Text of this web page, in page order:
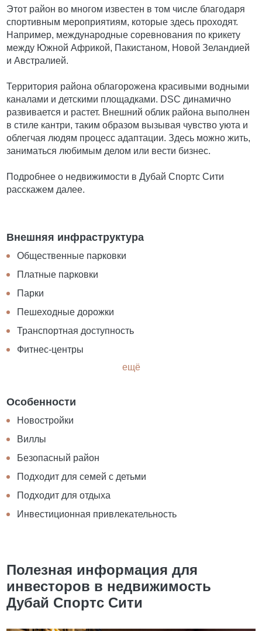
Этот район во многом известен в том числе благодаря
спортивным мероприятиям, которые здесь проходят.
Например, международные соревнования по крикету
между Южной Африкой, Пакистаном, Новой Зеландией
и Австралией.
Территория района облагорожена красивыми водными
каналами и детскими площадками. DSC динамично
развивается и растет. Внешний облик района выполнен
в стиле кантри, таким образом вызывая чувство уюта и
облегчая людям процесс адаптации. Здесь можно жить,
заниматься любимым делом или вести бизнес.
Подробнее о недвижимости в Дубай Спортс Сити
расскажем далее.
Внешняя инфраструктура
Общественные парковки
Платные парковки
Парки
Пешеходные дорожки
Транспортная доступность
Фитнес-центры
ещё
Особенности
Новостройки
Виллы
Безопасный район
Подходит для семей с детьми
Подходит для отдыха
Инвестиционная привлекательность
Полезная информация для
инвесторов в недвижимость
Дубай Спортс Сити